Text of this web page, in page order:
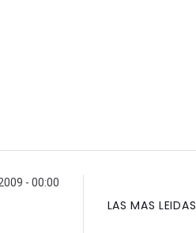
- 00:00
LAS MAS LEIDAS